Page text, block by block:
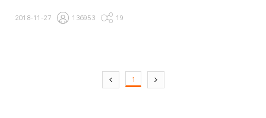
2018-11-27 136953 19
1